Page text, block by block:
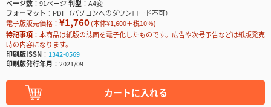
ページ数
91ページ判型
A4変
フォーマット
PDF（パソコンへのダウンロード不可）
電子版販売価格： ¥1,760(本体¥1,600＋税10％)
特記事項
本商品は紙版の誌面を電子化したものです。広告や次号予告などは紙版発売
時の内容になります。
印刷版ISSN
1342-0569
印刷版発行年月
2021/09
カートに入れる